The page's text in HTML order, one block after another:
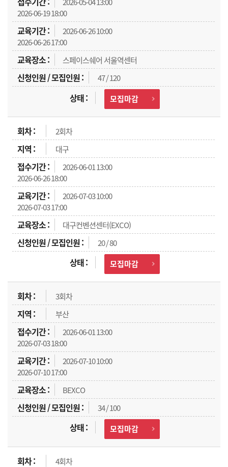
2026-06-19 18:00
2026-06-26 10:00
2026-06-26 17:00
스페이스쉐어 서울역센터
47 / 120
모집마감
2회차
대구
2026-06-01 13:00
2026-06-26 18:00
2026-07-03 10:00
2026-07-03 17:00
대구컨벤션센터(EXCO)
20 / 80
모집마감
3회차
부산
2026-06-01 13:00
2026-07-03 18:00
2026-07-10 10:00
2026-07-10 17:00
BEXCO
34 / 100
모집마감
4회차